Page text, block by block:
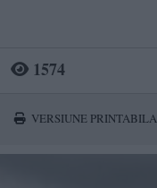
1574
VERSIUNE PRINTABILA